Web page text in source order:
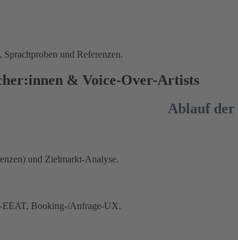
und Referenzen.
& Voice-Over-Artists
Ablauf der
und Zielmarkt-Analyse.
EEAT, Booking-/Anfrage-UX.